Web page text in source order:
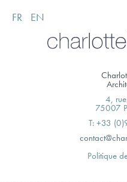
FR EN
4,
75007
T: +33
Politique